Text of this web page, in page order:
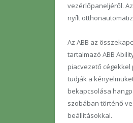
vezérlőpaneljéről.
nyílt
Az ABB az
tartalmazó ABB
piacvezető
tudják a
bekapcsolása
szobában történő
beállításokkal.